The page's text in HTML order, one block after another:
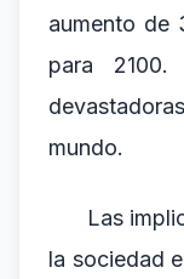
aumento de
para 2100.
mundo.
Las
la sociedad